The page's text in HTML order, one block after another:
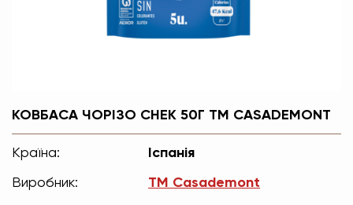
КОВБАСА ЧОРІЗО СНЕК 50Г TM CASADEMONT
Країна: Іспанія
Виробник: TM Casademont